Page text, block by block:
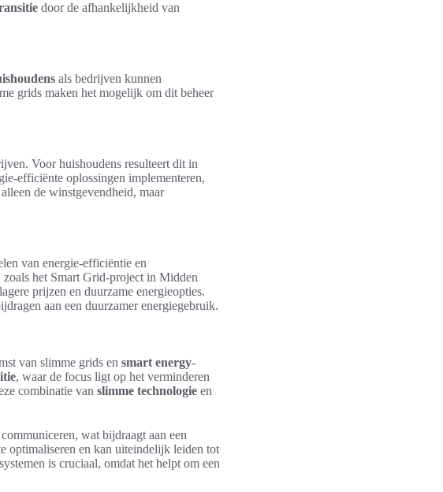
door de afhankelijkheid van
als bedrijven kunnen
grids maken het mogelijk om dit beheer
Voor huishoudens resulteert dit in
efficiënte oplossingen implementeren,
de winstgevendheid, maar
van energie-efficiëntie en
het Smart Grid-project in Midden
prijzen en duurzame energieopties.
aan een duurzamer energiegebruik.
van slimme grids en smart energy-
, waar de focus ligt op het verminderen
combinatie van slimme technologie en
wat bijdraagt aan een
optimaliseren en kan uiteindelijk leiden tot
is cruciaal, omdat het helpt om een